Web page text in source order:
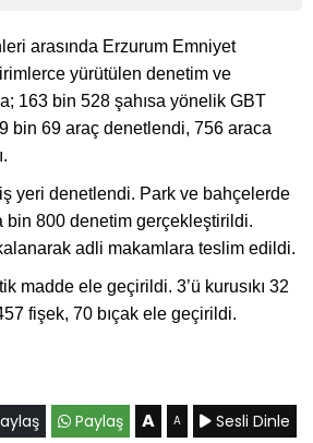
arasında Erzurum Emniyet
yürütülen denetim ve
163 bin 528 şahısa yönelik GBT
bin 69 araç denetlendi, 756 araca
yeri denetlendi. Park ve bahçelerde
bin 800 denetim gerçekleştirildi.
adli makamlara teslim edildi.
madde ele geçirildi. 3’ü kurusıkı 32
fişek, 70 bıçak ele geçirildi.
Paylaş A A Sesli Dinle